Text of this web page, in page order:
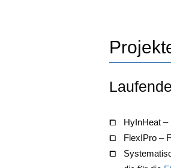
HyIn­Heat
Fle­xI­Pro –